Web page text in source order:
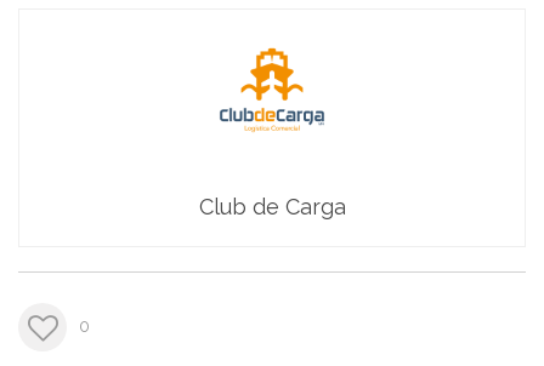
Club de Carga
0